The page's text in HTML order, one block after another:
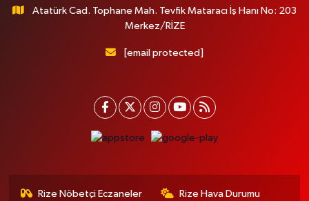
Atatürk Cad. Tophane Mah. Tevfik Mataracı İş Hanı No: 203
Merkez/RİZE
[email protected]
Rize Nöbetçi Eczaneler Rize Hava Durumu